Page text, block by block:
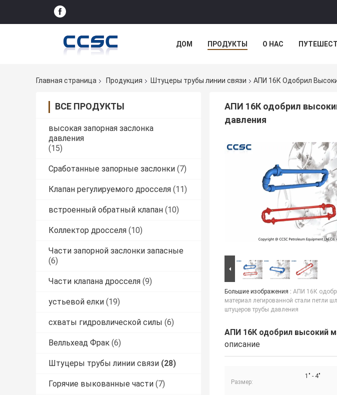
ДОМ ПРОДУКТЫ О НАС
Главная страница Продукция Штуцеры трубы линии связи АПИ 16К Одобрил
ВСЕ ПРОДУКТЫ
высокая запорная заслонка
давления
(15)
Сработанные запорные заслонки (7)
Клапан регулируемого дросселя (11)
встроенный обратный клапан (10)
Коллектор дросселя (10)
Части запорной заслонки запасные
(6)
Части клапана дросселя (9)
устьевой елки (19)
схваты гидровлической силы (6)
Велльхеад Фрак (6)
Штуцеры трубы линии связи (28)
Горячие выкованные части (7)
АПИ 16К одобрил
давления
Большие изображения : АПИ 16К
материал легированной стали петли
штуцеров трубы давления
АПИ 16К одобрил высокий
описание
Размер:
1" - 4"